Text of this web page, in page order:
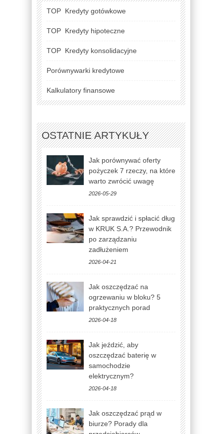
TOP Kredyty gotówkowe
TOP Kredyty hipoteczne
TOP Kredyty konsolidacyjne
Porównywarki kredytowe
Kalkulatory finansowe
OSTATNIE ARTYKUŁY
Jak porównywać oferty
pożyczek 7 rzeczy, na które
warto zwrócić uwagę
2026-05-29
Jak sprawdzić i spłacić dług
w KRUK S.A.? Przewodnik
po zarządzaniu
zadłużeniem
2026-04-21
Jak oszczędzać na
ogrzewaniu w bloku? 5
praktycznych porad
2026-04-18
Jak jeździć, aby
oszczędzać baterię w
samochodzie
elektrycznym?
2026-04-18
Jak oszczędzać prąd w
biurze? Porady dla